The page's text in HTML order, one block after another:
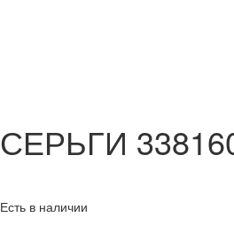
СЕРЬГИ
Есть в наличии